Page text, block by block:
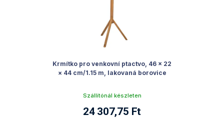
Krmítko pro venkovní ptactvo, 46 × 22
× 44 cm/1.15 m, lakovaná borovice
Szállítónál készleten
24 307,75 Ft